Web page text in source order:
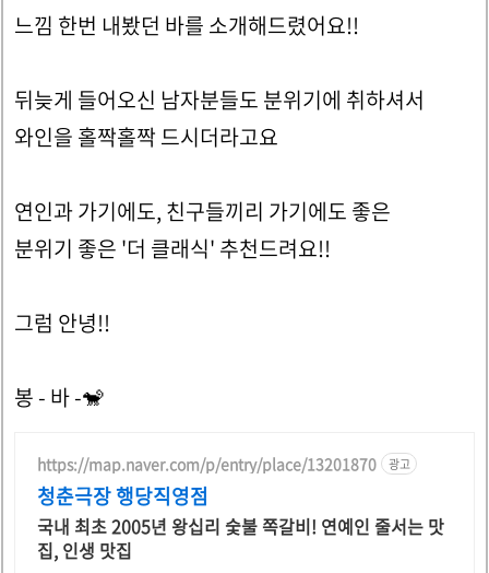
느낌 한번 내봤던 바를 소개해드렸어요!!
뒤늦게 들어오신 남자분들도 분위기에 취하셔서
와인을 홀짝홀짝 드시더라고요
연인과 가기에도, 친구들끼리 가기에도 좋은
분위기 좋은 '더 클래식' 추천드려요!!
그럼 안녕!!
봉 - 바 -🐒
https://map.naver.com/p/entry/place/13201870 광고
청춘극장 행당직영점
국내 최초 2005년 왕십리 숯불 쪽갈비! 연예인 줄서는 맛
집, 인생 맛집